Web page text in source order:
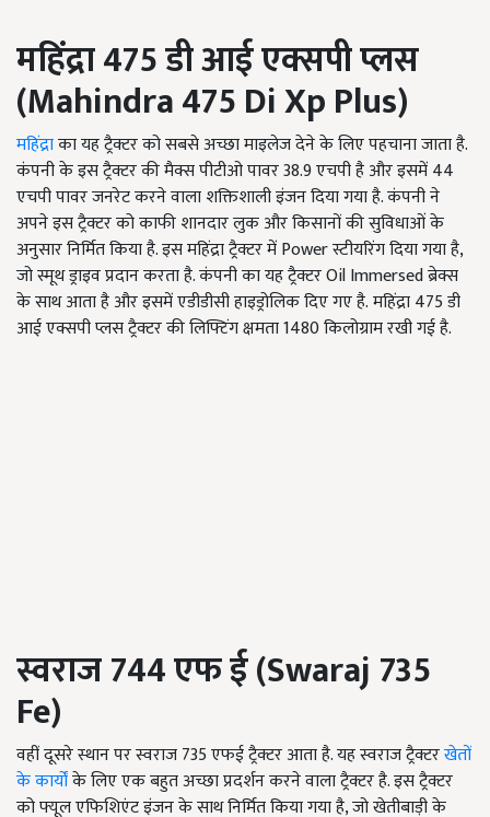
महिंद्रा475डी आई एक्सपी प्लस
(Mahindra 475 Di Xp Plus)
महिंद्राका यह ट्रैक्टर को सबसे अच्छा माइलेज देने के लिए पहचाना जाता है.
कंपनी के इस ट्रैक्टर की मैक्स पीटीओ पावर38.9 एचपी है और इसमें 44
एचपी पावर जनरेट करने वाला शक्तिशाली इंजन दिया गया है. कंपनी ने
अपने इस ट्रैक्टर को काफीशानदार लुक और किसानों कीसुविधाओं के
अनुसार निर्मित किया है. इस महिंद्रा ट्रैक्टर मेंPower स्टीयरिंग दिया गया है,
जो स्मूथ ड्राइव प्रदान करता है. कंपनी का यह ट्रैक्टरOil Immersed ब्रेक्स
के साथ आता है और इसमेंएडीडीसी हाइड्रोलिक दिए गए है. महिंद्रा 475 डी
आई एक्सपी प्लस ट्रैक्टर की लिफ्टिंग क्षमता1480 किलोग्राम रखी गई है.
स्वराज744एफ ई (Swaraj 735
Fe)
वहीं दूसरे स्थान पर स्वराज 735 एफई ट्रैक्टर आता है. यह स्वराज ट्रैक्टरखेतों
के कार्योंके लिए एक बहुत अच्छा प्रदर्शन करने वाला ट्रैक्टर है. इस ट्रैक्टर
को फ्यूल एफिशिएंट इंजन के साथ निर्मित किया गया है, जो खेतीबाड़ी के